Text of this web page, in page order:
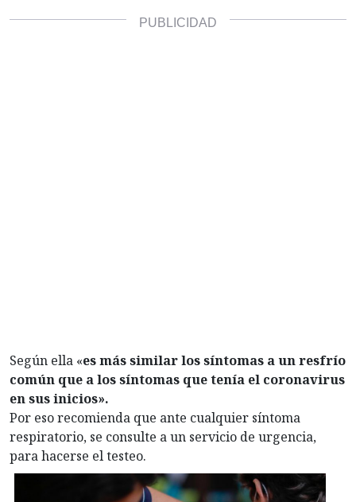
Según ella «es más similar los síntomas a un resfrío
común que a los síntomas que tenía el coronavirus
en sus inicios».
Por eso recomienda que ante cualquier síntoma
respiratorio, se consulte a un servicio de urgencia,
para hacerse el testeo.